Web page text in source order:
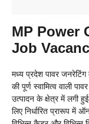
MP Power
Job
मध्य प्रदेश पावर
की पूर्ण स्वामित्व वाली
उत्पादन के क्षेत्र में लगी
लिए निर्धारित प्रारूप